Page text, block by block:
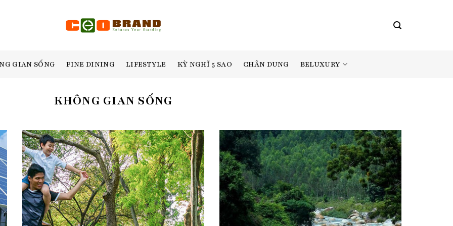
GIAN SỐNG FINE DINING LIFESTYLE KỲ NGHĨ 5 SAO CHÂN DUNG BELUXURY
KHÔNG GIAN SỐNG